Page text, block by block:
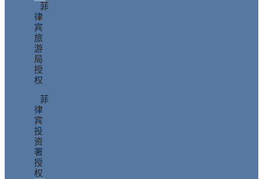
菲
律
宾
旅
游
局
授
权
菲
律
宾
投
资
署
授
权